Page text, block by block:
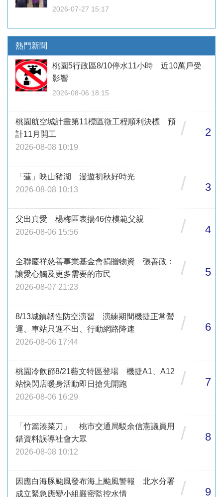
2026-07-27 15:17
熱門新聞
桃園5行政區8/10停水11小時 近10萬戶受
影響
2026-08-06 18:15
桃園航空城計畫第11標區徵工程順利決標 預
計11月開工
2026-08-08 10:19
/ 2
「蓮」映山豬湖 漫遊初秋好時光
2026-08-08 10:13
/ 3
父出真愛 楊梅區表揚46位模範父親
2026-08-06 15:56
/ 4
全聯慶祥慈善事業基金會捐贈物資 張善政：
讓愛心觸及更多需要的市民
2026-08-07 21:23
/ 5
8/13城鎮韌性防空演習 演練期間機捷正常營
運、車站只進不出、行動網路降速
2026-08-06 17:44
/ 6
桃園冷飲節8/21藝文特區登場 機捷A1、A12
站快閃店暖身活動即日搶先開跑
2026-08-06 16:29
/ 7
「竹篙湊菜刀」 桃市交通局駁余信憲議員用
錯資料誤導社會大眾
2026-08-08 10:12
/ 8
因應白海豚颱風發布海上颱風警報 北水分署
成立緊急應變小組嚴密監控水情
/ 9